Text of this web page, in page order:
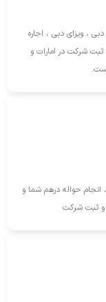
، ویزای دبی ، اجاره
شرکت در امارات و
انجام حواله درهم شما و
و ثبت شرکت